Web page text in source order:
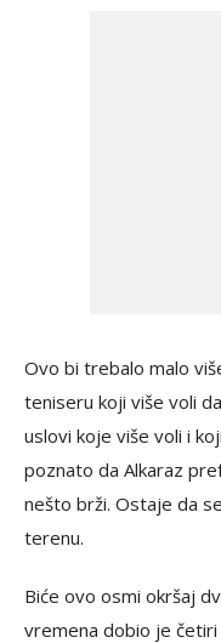
Ovo bi trebalo malo
teniseru koji više voli
uslovi koje više voli i
poznato da Alkaraz
nešto brži. Ostaje da
terenu.
Biće ovo osmi okršaj
vremena dobio je